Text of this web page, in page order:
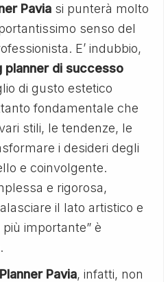
Pavia si punterà molto
senso del
E’ indubbio,
planner di successo
di gusto estetico
fondamentale che
stili, le tendenze, le
i desideri degli
e coinvolgente.
e rigorosa,
il lato artistico e
importante” è
Pavia, infatti, non